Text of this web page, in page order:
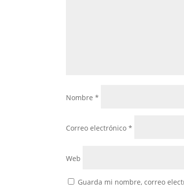
Nombre*
Correo electrónico*
Web
Guarda mi nombre, correo